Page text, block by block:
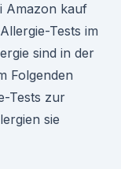
Amazon kauf
Tests im
sind in der
Folgenden
Tests zur
sie